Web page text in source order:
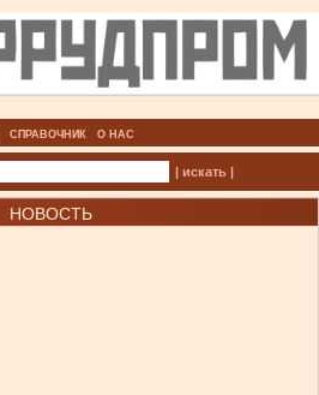
СПРАВОЧНИК О НАС
| искать |
НОВОСТЬ